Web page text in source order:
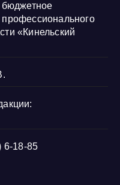
бюджетное
«Кинельский
6-18-85